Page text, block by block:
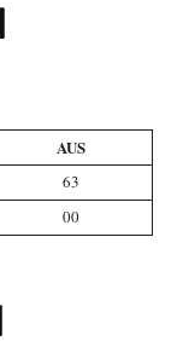
AUS
63
00